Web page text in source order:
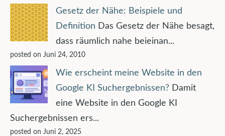
Gesetz der Nähe: Beispiele und
Definition Das Gesetz der Nähe besagt,
dass räumlich nahe beieinan...
posted on Juni 24, 2010
Wie erscheint meine Website in den
Google KI Suchergebnissen? Damit
eine Website in den Google KI
Suchergebnissen ers...
posted on Juni 2, 2025